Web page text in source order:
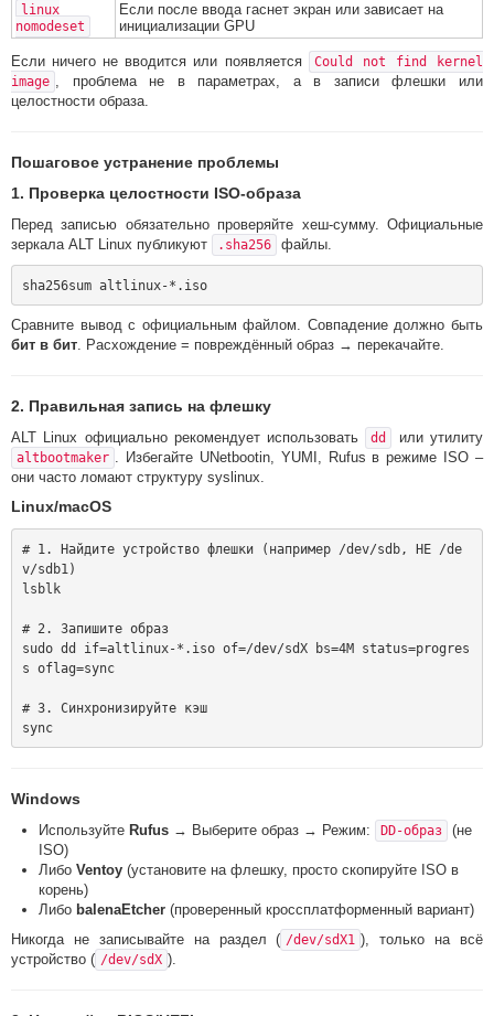
linux
nomodeset
Если после ввода гаснет экран или зависает на
инициализации GPU
Если ничего не вводится или появляется
Could not find kernel
image , проблема не в параметрах, а в записи флешки или
целостности образа.
Пошаговое устранение проблемы
1. Проверка целостности ISO-образа
Перед записью обязательно проверяйте хеш-сумму. Официальные
зеркала ALT Linux публикуют
.sha256 файлы.
sha256sum altlinux-*.iso
Сравните вывод с официальным файлом. Совпадение должно быть
бит в бит. Расхождение = повреждённый образ → перекачайте.
2. Правильная запись на флешку
ALT Linux официально рекомендует использовать dd или утилиту
altbootmaker . Избегайте UNetbootin, YUMI, Rufus в режиме ISO –
они часто ломают структуру syslinux.
Linux/macOS
# 1. Найдите устройство флешки (например /dev/sdb, НЕ /de
v/sdb1)
lsblk
# 2. Запишите образ
sudo dd if=altlinux-*.iso of=/dev/sdX bs=4M status=progres
s oflag=sync
# 3. Синхронизируйте кэш
sync
Windows
Используйте Rufus → Выберите образ → Режим: DD-образ
(не
ISO)
Либо Ventoy (установите на флешку, просто скопируйте ISO в
корень)
Либо balenaEtcher (проверенный кроссплатформенный вариант)
Никогда не записывайте на раздел ( /dev/sdX1 ), только на всё
устройство ( /dev/sdX ).